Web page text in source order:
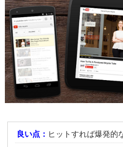
良い点： ヒットすれば爆発的